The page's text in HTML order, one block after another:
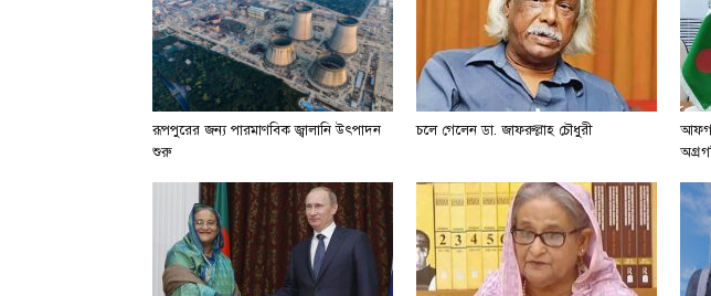
রূপপুরের জন্য পারমাণবিক জ্বালানি উৎপাদন
শুরু
চলে গেলেন ডা. জাফরুল্লাহ চৌধুরী